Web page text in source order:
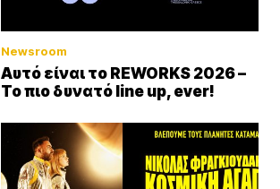
Newsroom
Αυτό είναι το REWORKS 2026 –
Το πιο δυνατό line up, ever!